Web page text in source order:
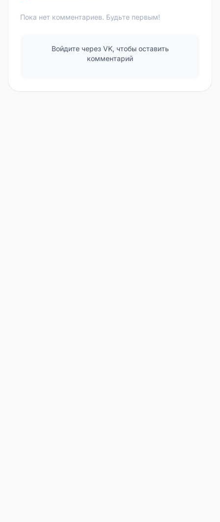
Пока нет комментариев. Будьте первым!
Войдите через VK, чтобы оставить
комментарий